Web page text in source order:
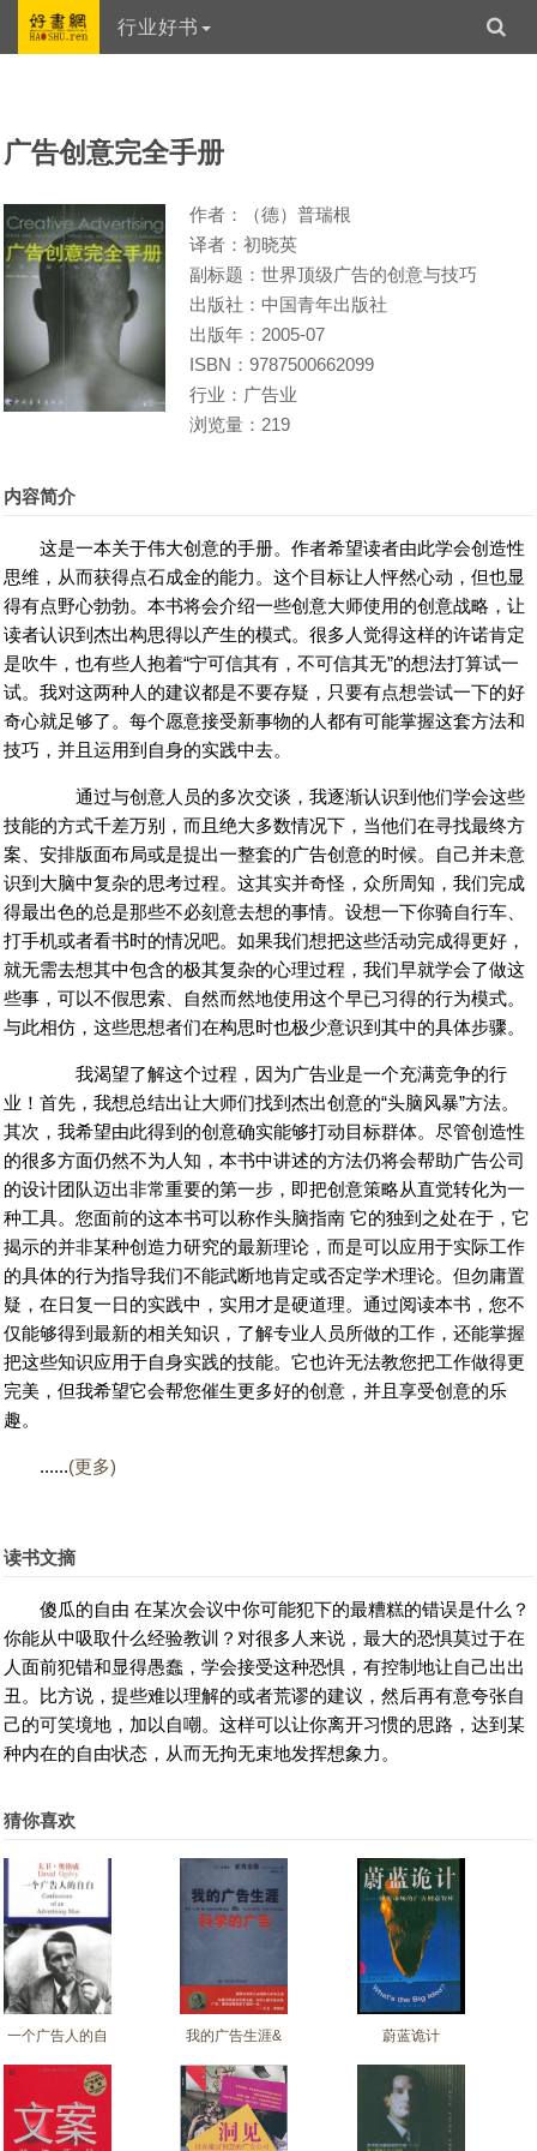
好书网
行业好书
广告创意完全手册
作者：（德）普瑞根
译者：初晓英
副标题：世界顶级广告的创意与技巧
出版社：中国青年出版社
出版年：2005-07
ISBN：9787500662099
行业：广告业
浏览量：219
内容简介
这是一本关于伟大创意的手册。作者希望读者由此学会创造性
思维，从而获得点石成金的能力。这个目标让人怦然心动，但也显
得有点野心勃勃。本书将会介绍一些创意大师使用的创意战略，让
读者认识到杰出构思得以产生的模式。很多人觉得这样的许诺肯定
是吹牛，也有些人抱着“宁可信其有，不可信其无”的想法打算试一
试。我对这两种人的建议都是不要存疑，只要有点想尝试一下的好
奇心就足够了。每个愿意接受新事物的人都有可能掌握这套方法和
技巧，并且运用到自身的实践中去。
通过与创意人员的多次交谈，我逐渐认识到他们学会这些
技能的方式千差万别，而且绝大多数情况下，当他们在寻找最终方
案、安排版面布局或是提出一整套的广告创意的时候。自己并未意
识到大脑中复杂的思考过程。这其实并奇怪，众所周知，我们完成
得最出色的总是那些不必刻意去想的事情。设想一下你骑自行车、
打手机或者看书时的情况吧。如果我们想把这些活动完成得更好，
就无需去想其中包含的极其复杂的心理过程，我们早就学会了做这
些事，可以不假思索、自然而然地使用这个早已习得的行为模式。
与此相仿，这些思想者们在构思时也极少意识到其中的具体步骤。
我渴望了解这个过程，因为广告业是一个充满竞争的行
业！首先，我想总结出让大师们找到杰出创意的“头脑风暴”方法。
其次，我希望由此得到的创意确实能够打动目标群体。尽管创造性
的很多方面仍然不为人知，本书中讲述的方法仍将会帮助广告公司
的设计团队迈出非常重要的第一步，即把创意策略从直觉转化为一
种工具。您面前的这本书可以称作头脑指南 它的独到之处在于，它
揭示的并非某种创造力研究的最新理论，而是可以应用于实际工作
的具体的行为指导我们不能武断地肯定或否定学术理论。但勿庸置
疑，在日复一日的实践中，实用才是硬道理。通过阅读本书，您不
仅能够得到最新的相关知识，了解专业人员所做的工作，还能掌握
把这些知识应用于自身实践的技能。它也许无法教您把工作做得更
完美，但我希望它会帮您催生更多好的创意，并且享受创意的乐
趣。
......(更多)
读书文摘
傻瓜的自由 在某次会议中你可能犯下的最糟糕的错误是什么？
你能从中吸取什么经验教训？对很多人来说，最大的恐惧莫过于在
人面前犯错和显得愚蠢，学会接受这种恐惧，有控制地让自己出出
丑。比方说，提些难以理解的或者荒谬的建议，然后再有意夸张自
己的可笑境地，加以自嘲。这样可以让你离开习惯的思路，达到某
种内在的自由状态，从而无拘无束地发挥想象力。
猜你喜欢
一个广告人的自
我的广告生涯&
蔚蓝诡计